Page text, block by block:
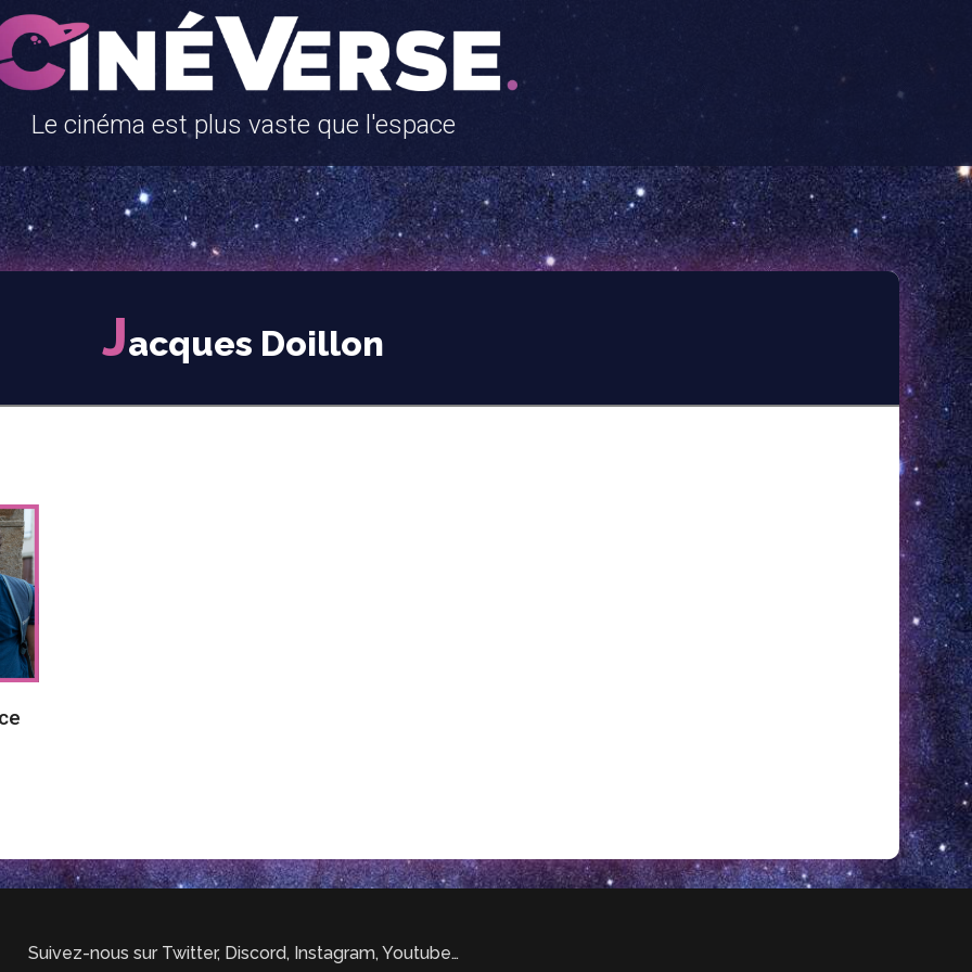
Le cinéma est plus vaste que l'espace
Jacques Doillon
Suivez-nous sur Twitter, Discord, Instagram, Youtube…